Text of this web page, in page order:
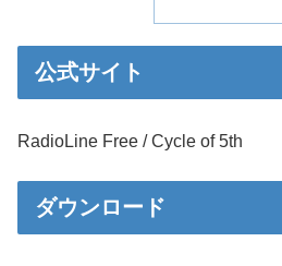
公式サイト
RadioLine Free / Cycle of 5th
ダウンロード